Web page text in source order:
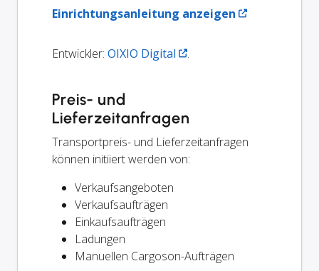
Einrichtungsanleitung anzeigen
Entwickler: OIXIO Digital .
Preis- und
Lieferzeitanfragen
Transportpreis- und Lieferzeitanfragen
können initiiert werden von:
Verkaufsangeboten
Verkaufsaufträgen
Einkaufsaufträgen
Ladungen
Manuellen Cargoson-Aufträgen